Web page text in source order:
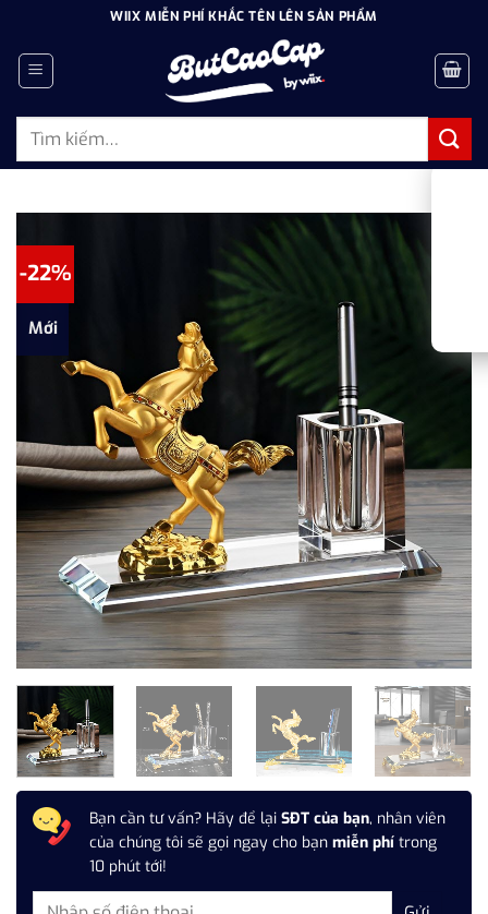
dung
WIIX MIỄN PHÍ KHẮC TÊN LÊN SẢN PHẨM
Tìm
-22%
Mới
Bạn cần tư vấn? Hãy để lại SĐT của bạn, nhân viên
của chúng tôi sẽ gọi ngay cho bạn miễn phí trong
10 phút tới!